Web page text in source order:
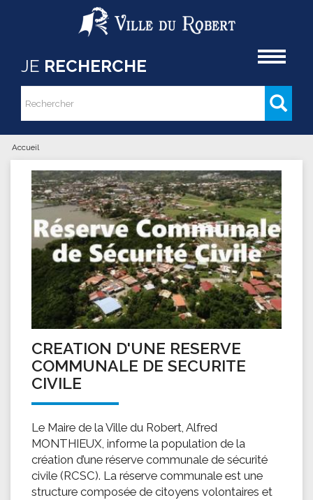
Aller au contenu principal
JE RECHERCHE
Formulaire de recherche
Rechercher
Vous êtes ici
Accueil
CREATION D'UNE RESERVE
COMMUNALE DE SECURITE
CIVILE
Le Maire de la Ville du Robert, Alfred
MONTHIEUX, informe la population de la
création d’une réserve communale de sécurité
civile (RCSC). La réserve communale est une
structure composée de citoyens volontaires et